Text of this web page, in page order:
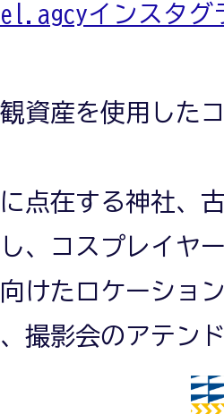
インスタグ
観資産を使用した
に点在する神社、
、コスプレイヤ
けたロケーショ
撮影会のアテン